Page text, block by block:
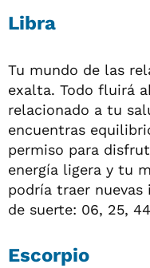
Libra
Tu mundo de las
exalta. Todo fluirá
relacionado a tu
encuentras
permiso para
energía ligera y tu
podría traer nuevas
de suerte: 06, 25,
Escorpio